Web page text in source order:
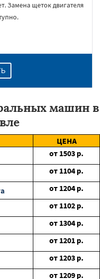
Замена щеток двигателя
машин в
ЦЕНА
от 1503 р.
от 1104 р.
от 1204 р.
от 1102 р.
от 1304 р.
от 1201 р.
от 1203 р.
от 1209 р.